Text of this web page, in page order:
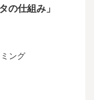
の仕組み」
ング